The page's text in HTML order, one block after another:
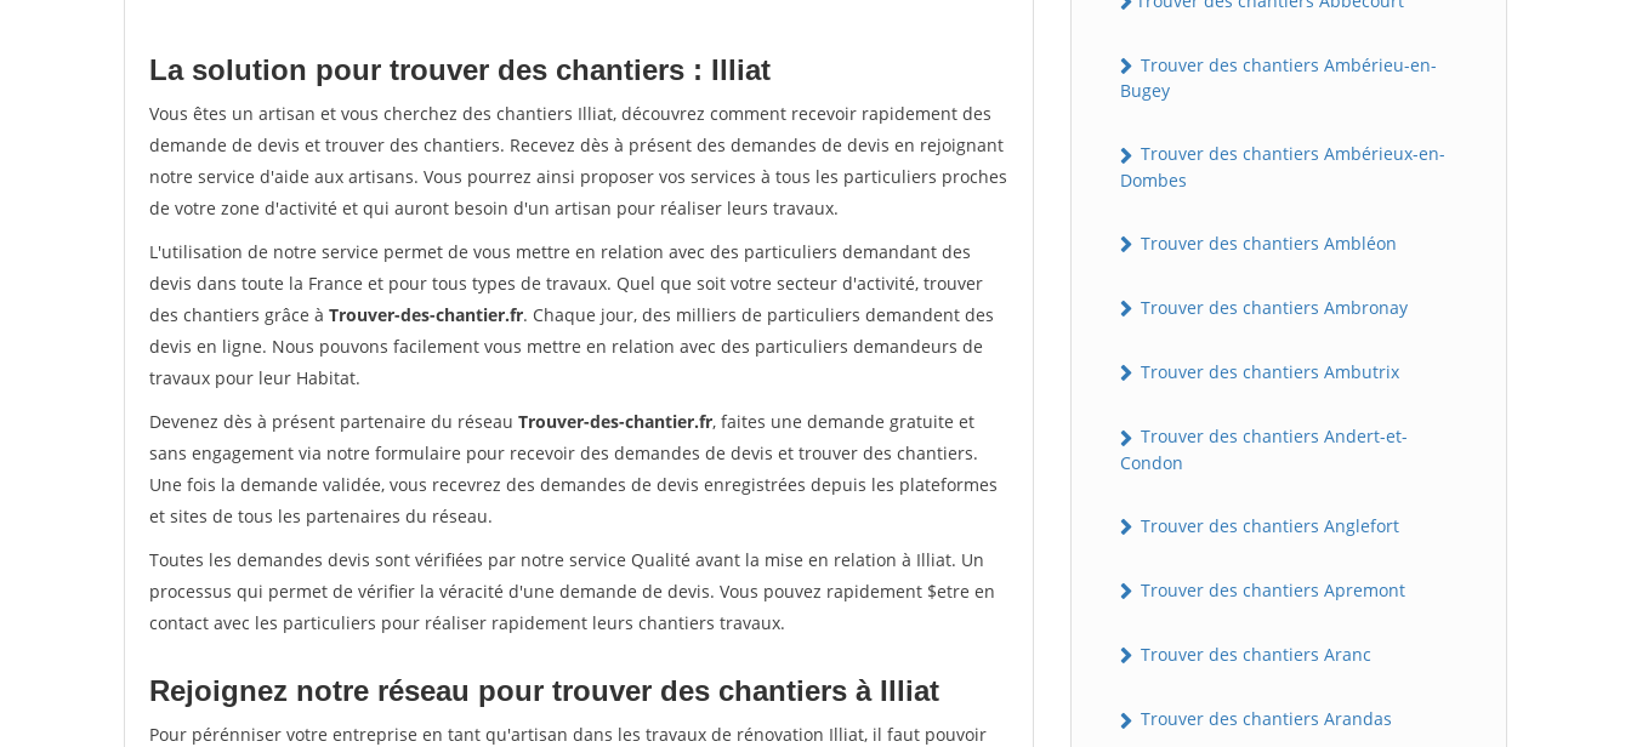
La solution pour trouver des chantiers : Illiat
Vous êtes un artisan et vous cherchez des chantiers Illiat, découvrez comment recevoir rapidement des
demande de devis et trouver des chantiers. Recevez dès à présent des demandes de devis en rejoignant
notre service d'aide aux artisans. Vous pourrez ainsi proposer vos services à tous les particuliers proches
de votre zone d'activité et qui auront besoin d'un artisan pour réaliser leurs travaux.
L'utilisation de notre service permet de vous mettre en relation avec des particuliers demandant des
devis dans toute la France et pour tous types de travaux. Quel que soit votre secteur d'activité, trouver
des chantiers grâce à Trouver-des-chantier.fr. Chaque jour, des milliers de particuliers demandent des
devis en ligne. Nous pouvons facilement vous mettre en relation avec des particuliers demandeurs de
travaux pour leur Habitat.
Devenez dès à présent partenaire du réseau Trouver-des-chantier.fr, faites une demande gratuite et
sans engagement via notre formulaire pour recevoir des demandes de devis et trouver des chantiers.
Une fois la demande validée, vous recevrez des demandes de devis enregistrées depuis les plateformes
et sites de tous les partenaires du réseau.
Toutes les demandes devis sont vérifiées par notre service Qualité avant la mise en relation à Illiat. Un
processus qui permet de vérifier la véracité d'une demande de devis. Vous pouvez rapidement $etre en
contact avec les particuliers pour réaliser rapidement leurs chantiers travaux.
Rejoignez notre réseau pour trouver des chantiers à Illiat
Pour pérénniser votre entreprise en tant qu'artisan dans les travaux de rénovation Illiat, il faut pouvoir
Trouver des chantiers Ambérieu-en-
Bugey
Trouver des chantiers Ambérieux-en-
Dombes
Trouver des chantiers Ambléon
Trouver des chantiers Ambronay
Trouver des chantiers Ambutrix
Trouver des chantiers Andert-et-
Condon
Trouver des chantiers Anglefort
Trouver des chantiers Apremont
Trouver des chantiers Aranc
Trouver des chantiers Arandas